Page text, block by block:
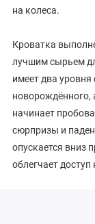
на колеса.
Кроватка
лучшим сырьем
имеет два
начинает
сюрпризы и
опускается вниз
облегчает доступ